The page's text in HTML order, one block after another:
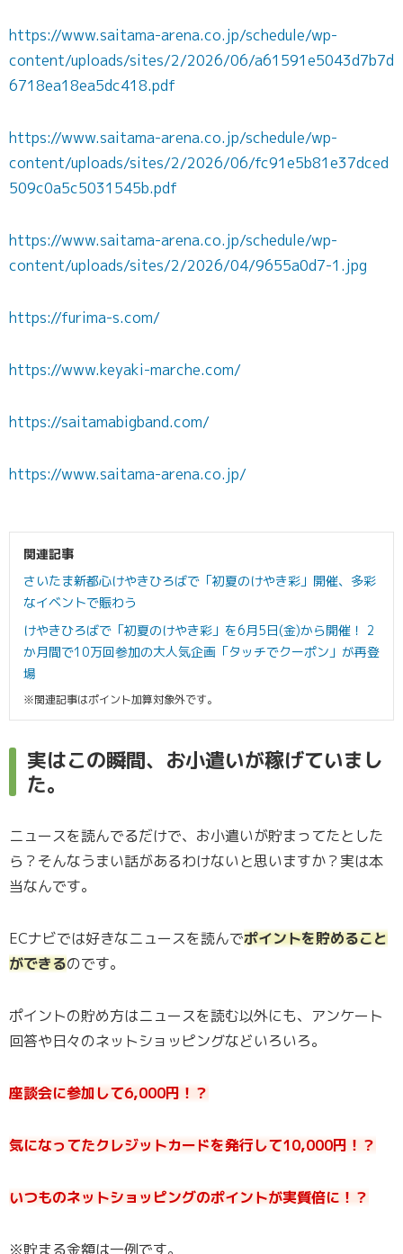
https://www.saitama-arena.co.jp/schedule/wp-
content/uploads/sites/2/2026/06/a61591e5043d7b7d
6718ea18ea5dc418.pdf
https://www.saitama-arena.co.jp/schedule/wp-
content/uploads/sites/2/2026/06/fc91e5b81e37dced
509c0a5c5031545b.pdf
https://www.saitama-arena.co.jp/schedule/wp-
content/uploads/sites/2/2026/04/9655a0d7-1.jpg
https://furima-s.com/
https://www.keyaki-marche.com/
https://saitamabigband.com/
https://www.saitama-arena.co.jp/
関連記事
さいたま新都心けやきひろばで「初夏のけやき彩」開催、多彩
なイベントで賑わう
けやきひろばで「初夏のけやき彩」を6月5日(金)から開催！ 2
か月間で10万回参加の大人気企画「タッチでクーポン」が再登
場
※関連記事はポイント加算対象外です。
実はこの瞬間、お小遣いが稼げていまし
た。
ニュースを読んでるだけで、お小遣いが貯まってたとした
ら？そんなうまい話があるわけないと思いますか？実は本
当なんです。
ECナビでは好きなニュースを読んでポイントを貯めること
ができるのです。
ポイントの貯め方はニュースを読む以外にも、アンケート
回答や日々のネットショッピングなどいろいろ。
座談会に参加して6,000円！？
気になってたクレジットカードを発行して10,000円！？
いつものネットショッピングのポイントが実質倍に！？
※貯まる金額は一例です。